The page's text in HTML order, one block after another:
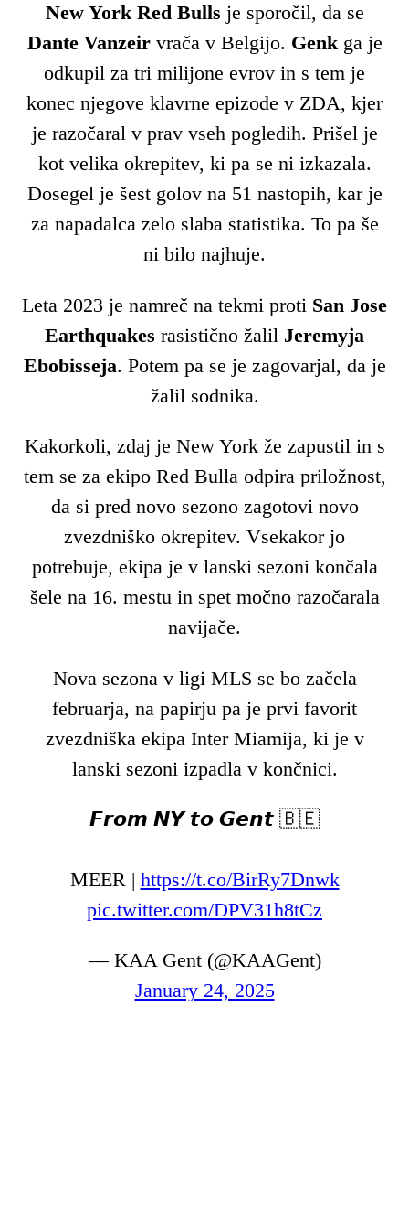
New York Red Bulls je sporočil, da se
Dante Vanzeirvrača v Belgijo. Genk ga je
odkupil za tri milijone evrov in s tem je
konec njegove klavrne epizode v ZDA, kjer
je razočaral v prav vseh pogledih. Prišel je
kot velika okrepitev, ki pa se ni izkazala.
Dosegel je šest golov na 51 nastopih, kar je
za napadalca zelo slaba statistika. To pa še
ni bilo najhuje.
Leta 2023 je namreč na tekmi proti San Jose
Earthquakes rasistično žalil Jeremyja
Ebobisseja. Potem pa se je zagovarjal, da je
žalil sodnika.
Kakorkoli, zdaj je New York že zapustil in s
tem se za ekipo Red Bulla odpira priložnost,
da si pred novo sezono zagotovi novo
zvezdniško okrepitev. Vsekakor jo
potrebuje, ekipa je v lanski sezoni končala
šele na 16. mestu in spet močno razočarala
navijače.
Nova sezona v ligi MLS se bo začela
februarja, na papirju pa je prvi favorit
zvezdniška ekipa Inter Miamija, ki je v
lanski sezoni izpadla v končnici.
𝙁𝙧𝙤𝙢 𝙉𝙔 𝙩𝙤 𝙂𝙚𝙣𝙩 🇧🇪
MEER | https://t.co/BirRy7Dnwk
pic.twitter.com/DPV31h8tCz
— KAA Gent (@KAAGent)
January 24, 2025